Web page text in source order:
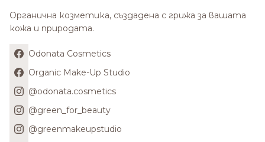
Органична козметика, създадена с грижа за вашата
кожа и природата.
Odonata Cosmetics
Organic Make-Up Studio
@odonata.cosmetics
@green_for_beauty
@greenmakeupstudio